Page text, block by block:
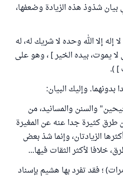
بيان شذوذ هذه الزيادة وضعفها،
إلا الله وحده لا شريك له، له
يموت، بيده الخير ] ، وهو على
] ).
وإليك البيان:
والسنن والمسانيد، من
طرق كثيرة جدا عنه عن المغيرة
الزيادتان، وإنما شذ بعض
خلافا لأكثر الثقات فيها...
؛ فقد تفرد بها هشيم بإسناد